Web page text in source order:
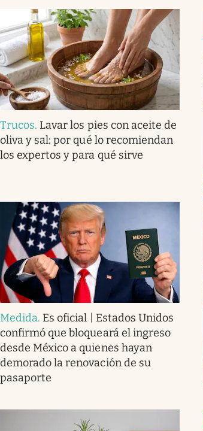
Trucos. Lavar los pies con aceite de
oliva y sal: por qué lo recomiendan
los expertos y para qué sirve
Medida. Es oficial | Estados Unidos
confirmó que bloqueará el ingreso
desde México a quienes hayan
demorado la renovación de su
pasaporte